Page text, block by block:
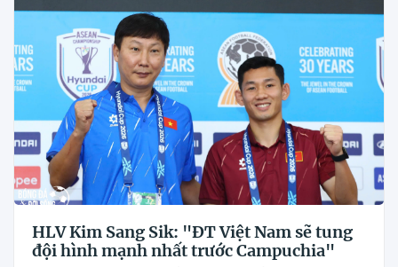
HLV Kim Sang Sik: "ĐT Việt Nam sẽ tung
đội hình mạnh nhất trước Campuchia"